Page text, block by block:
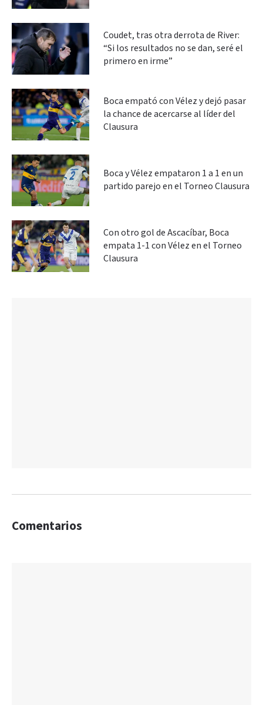
Coudet, tras otra derrota de River:
“Si los resultados no se dan, seré el
primero en irme”
Boca empató con Vélez y dejó pasar
la chance de acercarse al líder del
Clausura
Boca y Vélez empataron 1 a 1 en un
partido parejo en el Torneo Clausura
Con otro gol de Ascacíbar, Boca
empata 1-1 con Vélez en el Torneo
Clausura
Comentarios